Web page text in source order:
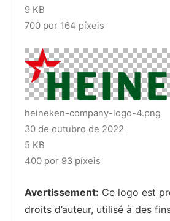
9 KB
700 por 164 píxeis
heineken-company-logo-4.png
30 de outubro de 2022
5 KB
400 por 93 píxeis
Avertissement: Ce logo est
droits d’auteur, utilisé à des